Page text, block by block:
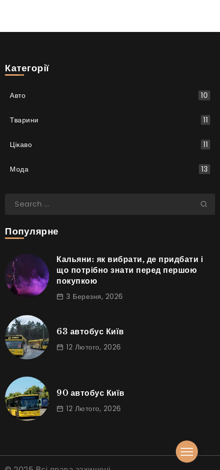
Категорії
Авто 10
Тварини 11
Цікаво 11
Мода 13
Популярне
Кальяни: як вибрати, де придбати і
що потрібно знати перед першою
покупкою
3 Березня, 2026
63 автобус Київ
12 Лютого, 2026
90 автобус Київ
12 Лютого, 2026